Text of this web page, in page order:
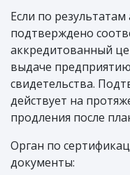
Если по
подтверждено
аккредитованный
выдаче
свидетельства.
действует на
продления после
Орган по
документы: